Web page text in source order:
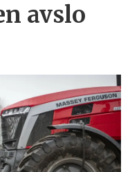
avslo